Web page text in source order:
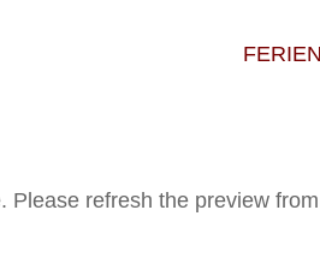
refresh the preview